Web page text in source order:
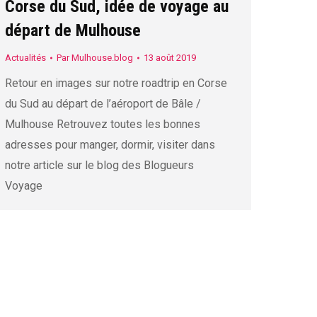
Corse du Sud, idée de voyage au
départ de Mulhouse
Actualités ParMulhouse.blog 13 août 2019
Retour en images sur notre roadtrip en Corse
du Sud au départ de l’aéroport de Bâle /
Mulhouse Retrouvez toutes les bonnes
adresses pour manger, dormir, visiter dans
notre article sur le blog des Blogueurs
Voyage